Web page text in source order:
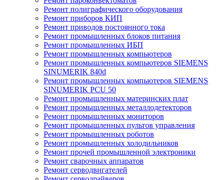
Ремонт полиграфического оборудования
Ремонт приборов КИП
Ремонт приводов постоянного тока
Ремонт промышленных блоков питания
Ремонт промышленных ИБП
Ремонт промышленных компьютеров
Ремонт промышленных компьютеров SIEMENS
SINUMERIK 840d
Ремонт промышленных компьютеров SIEMENS
SINUMERIK PCU 50
Ремонт промышленных материнских плат
Ремонт промышленных металлодетекторов
Ремонт промышленных мониторов
Ремонт промышленных пультов управления
Ремонт промышленных роботов
Ремонт промышленных холодильников
Ремонт прочей промышленной электроники
Ремонт сварочных аппаратов
Ремонт серводвигателей